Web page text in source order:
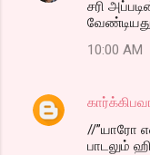
சரி
10:00 AM
//”யாரோ
பாடலும்